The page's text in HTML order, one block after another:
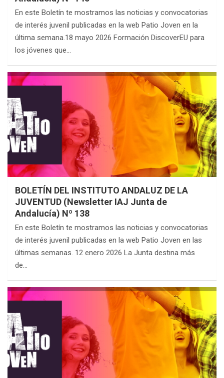
En este Boletín te mostramos las noticias y convocatorias
de interés juvenil publicadas en la web Patio Joven en la
última semana.18 mayo 2026 Formación DiscoverEU para
los jóvenes que…
BOLETÍN DEL INSTITUTO ANDALUZ DE LA
JUVENTUD (Newsletter IAJ Junta de
Andalucía) Nº 138
En este Boletín te mostramos las noticias y convocatorias
de interés juvenil publicadas en la web Patio Joven en las
últimas semanas. 12 enero 2026 La Junta destina más
de…